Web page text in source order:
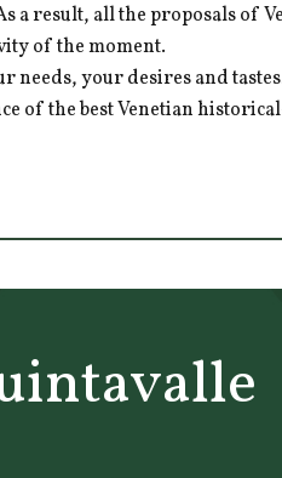
a result, all the proposals of
of the moment.
needs, your desires and
of the best Venetian